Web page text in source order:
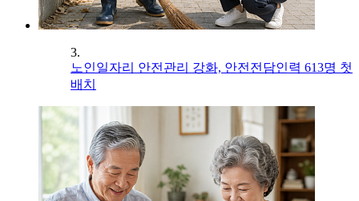
3.
노인일자리 안전관리 강화, 안전전담인력 613명 첫
배치